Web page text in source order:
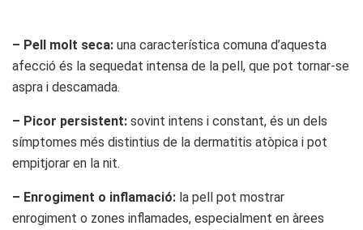
– Pell molt seca: una característica comuna d’aquesta
afecció és la sequedat intensa de la pell, que pot tornar-se
aspra i descamada.
– Picor persistent: sovint intens i constant, és un dels
símptomes més distintius de la dermatitis atòpica i pot
empitjorar en la nit.
– Enrogiment o inflamació: la pell pot mostrar
enrogiment o zones inflamades, especialment en àrees